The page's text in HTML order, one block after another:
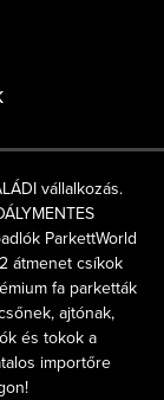
vállalkozás.
ParkettWorld
átmenet csíkok
fa parketták
ajtónak,
és tokok a
importőre